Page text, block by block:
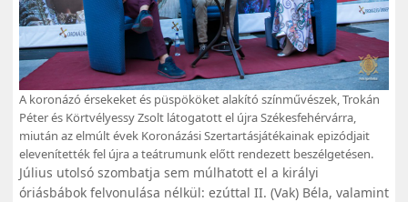
A koronázó érsekeket és püspököket alakító színművészek, Trokán
Péter és Körtvélyessy Zsolt látogatott el újra Székesfehérvárra,
miután az elmúlt évek Koronázási Szertartásjátékainak epizódjait
elevenítették fel újra a teátrumunk előtt rendezett beszélgetésen.
Július utolsó szombatja sem múlhatott el a királyi
óriásbábok felvonulása nélkül: ezúttal II. (Vak) Béla, valamint